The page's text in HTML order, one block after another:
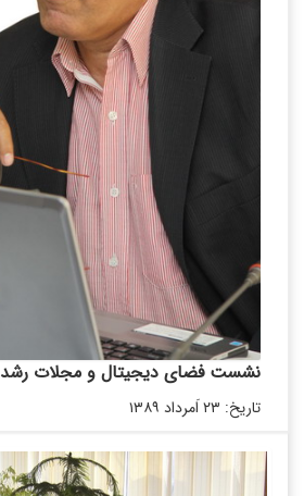
نشست فضای دیجیتال و مجلات رشد
تاریخ: ۲۳ اَمرداد ۱۳۸۹